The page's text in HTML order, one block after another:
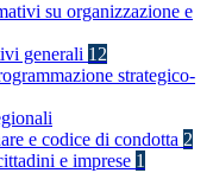
su organizzazione e
generali 12
strategico-
e codice di condotta 2
e imprese 1